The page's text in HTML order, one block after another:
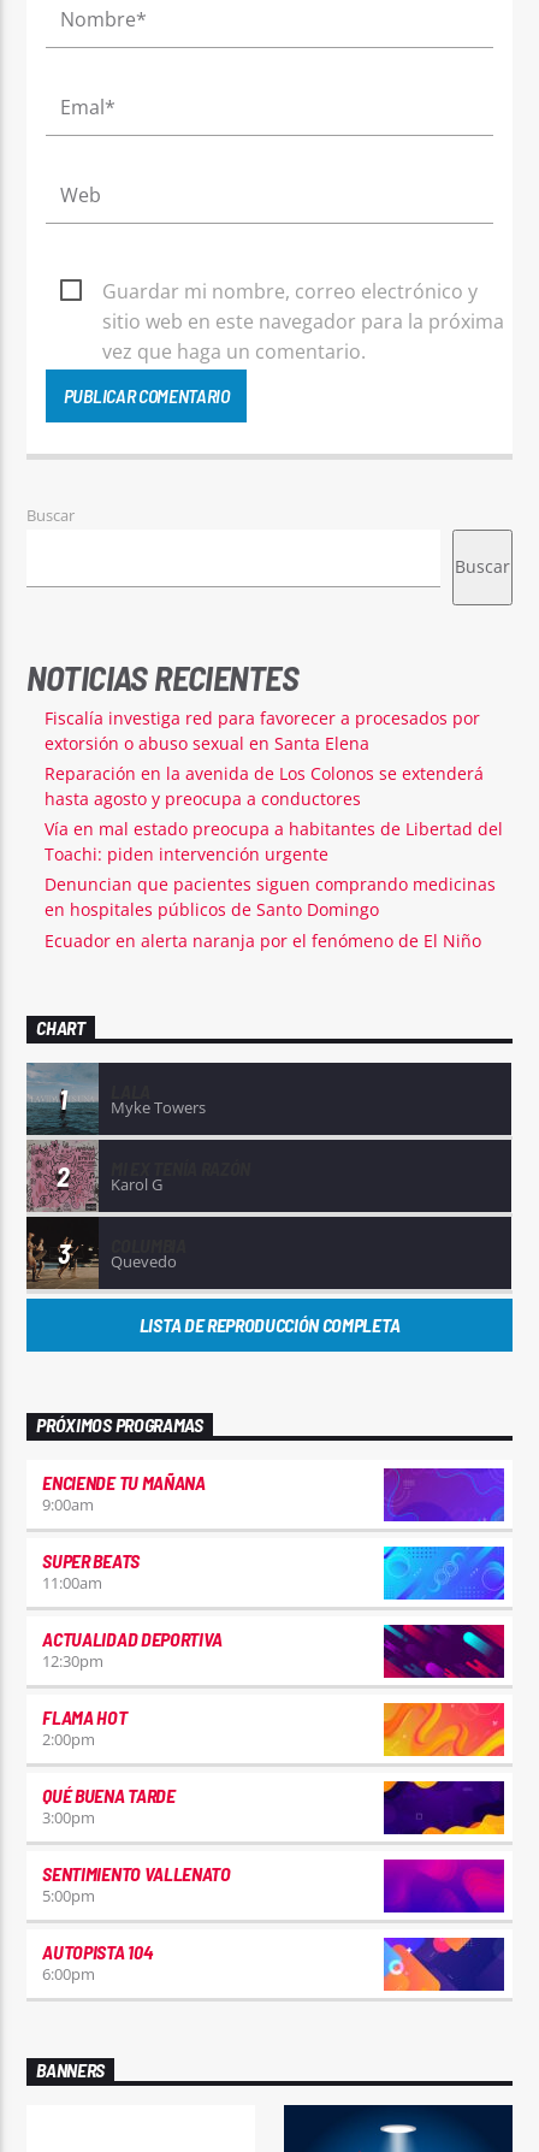
Guardar mi nombre, correo electrónico y
sitio web en este navegador para la próxima
vez que haga un comentario.
Buscar
Buscar
NOTICIAS RECIENTES
Fiscalía investiga red para favorecer a procesados por
extorsión o abuso sexual en Santa Elena
Reparación en la avenida de Los Colonos se extenderá
hasta agosto y preocupa a conductores
Vía en mal estado preocupa a habitantes de Libertad del
Toachi: piden intervención urgente
Denuncian que pacientes siguen comprando medicinas
en hospitales públicos de Santo Domingo
Ecuador en alerta naranja por el fenómeno de El Niño
CHART
1 Myke Towers
2 Karol G
3 Quevedo
LISTA DE REPRODUCCIÓN COMPLETA
PRÓXIMOS PROGRAMAS
ENCIENDE TU MAÑANA
9:00am
SUPER BEATS
11:00am
ACTUALIDAD DEPORTIVA
12:30pm
FLAMA HOT
2:00pm
QUÉ BUENA TARDE
3:00pm
SENTIMIENTO VALLENATO
5:00pm
AUTOPISTA 104
6:00pm
BANNERS